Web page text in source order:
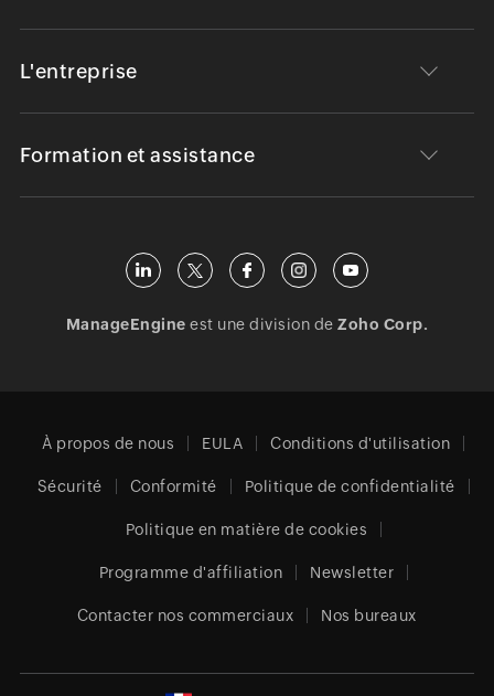
L'entreprise
Formation et assistance
ManageEngine est une division deZoho Corp.
À propos de nous EULA Conditions d'utilisation
Sécurité Conformité Politique de confidentialité
Politique en matière de cookies
Programme d'affiliation Newsletter
Contacter nos commerciaux Nos bureaux